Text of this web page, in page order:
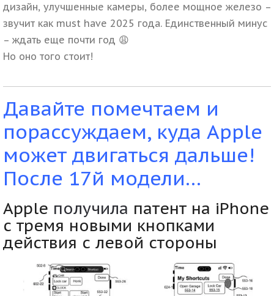
дизайн, улучшенные камеры, более мощное железо –
звучит как must have 2025 года. Единственный минус
– ждать еще почти год 😩
Но оно того стоит!
Давайте помечтаем и
порассуждаем, куда Apple
может двигаться дальше!
После 17й модели…
Apple получила патент на iPhone
с тремя новыми кнопками
действия с левой стороны